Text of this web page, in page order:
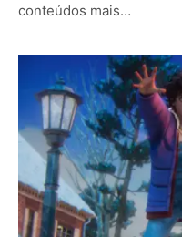
conteúdos mais…